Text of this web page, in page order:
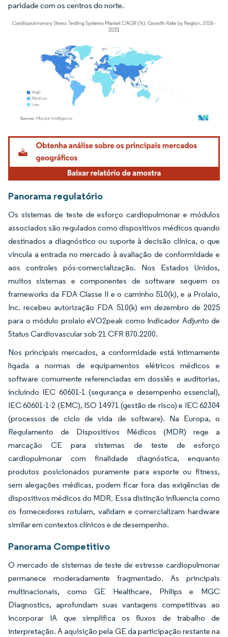
paridade com os centros do norte.
Imagem © Mordor Intelligence. O reuso requer atribuição conforme CC BY 4.0.
Panorama regulatório
Os sistemas de teste de esforço cardiopulmonar e módulos
associados são regulados como dispositivos médicos quando
destinados a diagnóstico ou suporte à decisão clínica, o que
vincula a entrada no mercado à avaliação de conformidade e
aos controles pós-comercialização. Nos Estados Unidos,
muitos sistemas e componentes de software seguem os
frameworks da FDA Classe II e o caminho 510(k), e a Prolaio,
Inc. recebeu autorização FDA 510(k) em dezembro de 2025
para o módulo prolaio eVO2peak como Indicador Adjunto de
Status Cardiovascular sob 21 CFR 870.2200.
Nos principais mercados, a conformidade está intimamente
ligada a normas de equipamentos elétricos médicos e
software comumente referenciadas em dossiês e auditorias,
incluindo IEC 60601-1 (segurança e desempenho essencial),
IEC 60601-1-2 (EMC), ISO 14971 (gestão de risco) e IEC 62304
(processos de ciclo de vida de software). Na Europa, o
Regulamento de Dispositivos Médicos (MDR) rege a
marcação CE para sistemas de teste de esforço
cardiopulmonar com finalidade diagnóstica, enquanto
produtos posicionados puramente para esporte ou fitness,
sem alegações médicas, podem ficar fora das exigências de
dispositivos médicos do MDR. Essa distinção influencia como
os fornecedores rotulam, validam e comercializam hardware
similar em contextos clínicos e de desempenho.
Panorama Competitivo
O mercado de sistemas de teste de estresse cardiopulmonar
permanece moderadamente fragmentado. As principais
multinacionais, como GE Healthcare, Philips e MGC
Diagnostics, aprofundam suas vantagens competitivas ao
incorporar IA que simplifica os fluxos de trabalho de
interpretação. A aquisição pela GE da participação restante na